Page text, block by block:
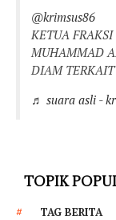
@krimsus86
KETUA
MUHAMMAD
DIAM
♬ suara asli -
TOPIK
TAG BERITA